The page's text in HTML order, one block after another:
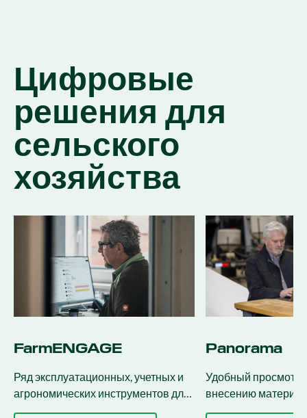
Цифровые
решения для
сельского
хозяйства
FarmENGAGE
Ряд эксплуатационных, учетных и
агрономических инструментов для
кабины трактора, офиса или в пути.
Panorama
Удобный просмотр
внесению
агрономических